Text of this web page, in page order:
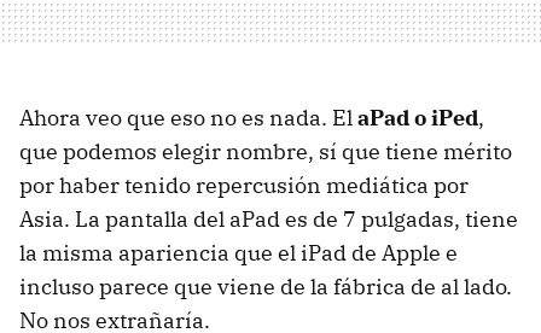
Ahora veo que eso no es nada. ElaPad o iPed,
que podemos elegir nombre, sí que tiene mérito
por haber tenido repercusión mediática por
Asia. La pantalla del aPad es de 7 pulgadas, tiene
la misma apariencia que el iPad de Apple e
incluso parece que viene de la fábrica de al lado.
No nos extrañaría.